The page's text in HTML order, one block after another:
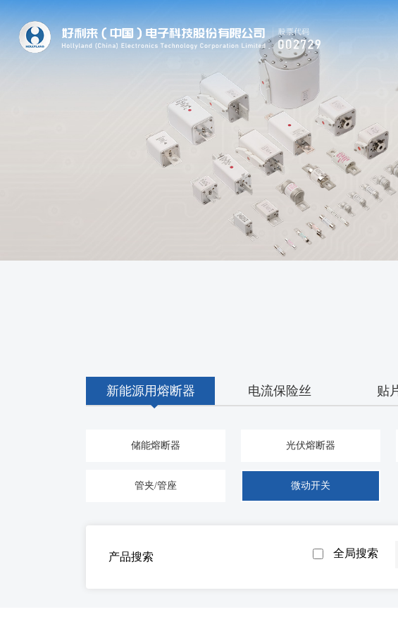
新能源用熔断器 电流保险丝 贴
储能熔断器 光伏熔断器
管夹/管座 微动开关
产品搜索 全局搜索